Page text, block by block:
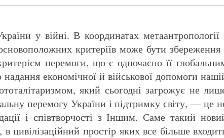
у війні. В координатах метаантропології
критеріїв може бути збереження
перемоги, що є одночасно її
економічної й військової допомоги
який сьогодні загрожує не
перемогу України і підтримку світу, — це
і співтворчості з Іншим. Саме такий
цивілізаційний простір яких все більше